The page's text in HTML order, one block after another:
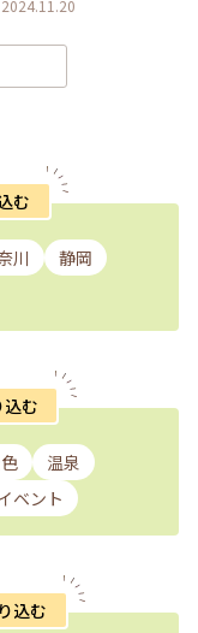
2024.11.20
む
川
静岡
む
温泉
ベント
込む